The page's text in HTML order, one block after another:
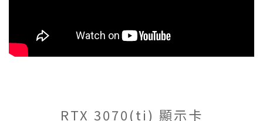
RTX 3070(ti) 顯示卡